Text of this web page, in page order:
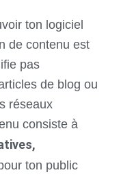
ton logiciel
de contenu est
pas
de blog ou
réseaux
consiste à
ton public